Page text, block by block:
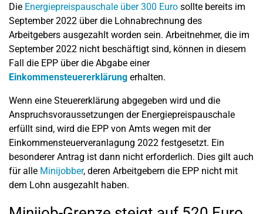
Die Energiepreispauschale über 300 Euro sollte bereits im
September 2022 über die Lohnabrechnung des
Arbeitgebers ausgezahlt worden sein. Arbeitnehmer, die im
September 2022 nicht beschäftigt sind, können in diesem
Fall die EPP über die Abgabe einer
Einkommensteuererklärung erhalten.
Wenn eine Steuererklärung abgegeben wird und die
Anspruchsvoraussetzungen der Energiepreispauschale
erfüllt sind, wird die EPP von Amts wegen mit der
Einkommensteuerveranlagung 2022 festgesetzt. Ein
besonderer Antrag ist dann nicht erforderlich. Dies gilt auch
für alle Minijobber, deren Arbeitgebern die EPP nicht mit
dem Lohn ausgezahlt haben.